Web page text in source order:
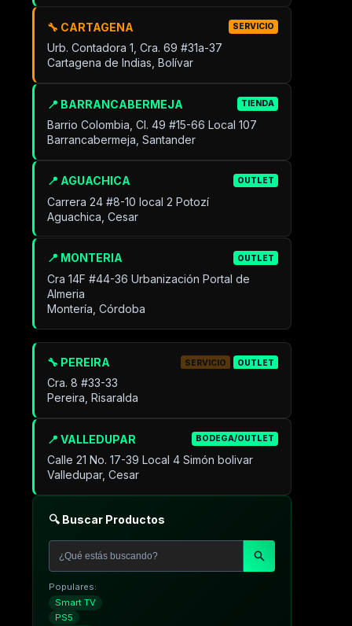
🔧 CARTAGENA SERVICIO
Urb. Contadora 1, Cra. 69 #31a-37
Cartagena de Indias, Bolívar
📍 BARRANCABERMEJA TIENDA
Barrio Colombia, Cl. 49 #15-66 Local 107
Barrancabermeja, Santander
📍 AGUACHICA OUTLET
Carrera 24 #8-10 local 2 Potozí
Aguachica, Cesar
📍 MONTERIA OUTLET
Cra 14F #44-36 Urbanización Portal de
Almeria
Montería, Córdoba
📍 VALLEDUPAR BODEGA/OUTLET
Calle 21 No. 17-39 Local 4 Simón bolivar
Valledupar, Cesar
🔧 PEREIRA SERVICIO OUTLET
Cra. 8 #33-33
Pereira, Risaralda
🔍 Buscar Productos
Populares:
Smart TV
PS5